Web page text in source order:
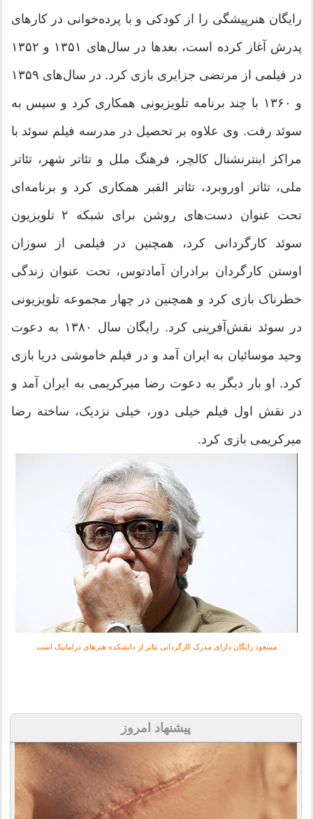
رایگان هنرپیشگی را از کودکی و با پرده‌خوانی در کارهای
پدرش آغاز کرده است، بعدها در سال‌های ۱۳۵۱ و ۱۳۵۲
در فیلمی از مرتضی جزایری بازی کرد. در سال‌های ۱۳۵۹
و ۱۳۶۰ با چند برنامه تلویزیونی همکاری کرد و سپس به
سوئد رفت. وی علاوه بر تحصیل در مدرسه فیلم سوئد با
مراکز اینترنشنال کالچر، فرهنگ ملل و تئاتر شهر، تئاتر
ملی، تئاتر اوروبرد، تئاتر القبر همکاری کرد و برنامه‌ای
تحت عنوان دست‌های روشن برای شبکه ۲ تلویزیون
سوئد کارگردانی کرد، همچنین در فیلمی از سوزان
اوستن کارگردان برادران آمادتوس، تحت عنوان زندگی
خطرناک بازی کرد و همچنین در چهار مجموعه تلویزیونی
در سوئد نقش‌آفرینی کرد. رایگان سال ۱۳۸۰ به دعوت
وحید موسائیان به ایران آمد و در فیلم خاموشی دریا بازی
کرد. او بار دیگر به دعوت رضا میرکریمی به ایران آمد و
در نقش اول فیلم خیلی دور، خیلی نزدیک، ساخته رضا
میرکریمی بازی کرد.
مسعود رایگان دارای مدرک کارگردانی تئاتر از دانشکده هنرهای دراماتیک است
پیشنهاد امروز